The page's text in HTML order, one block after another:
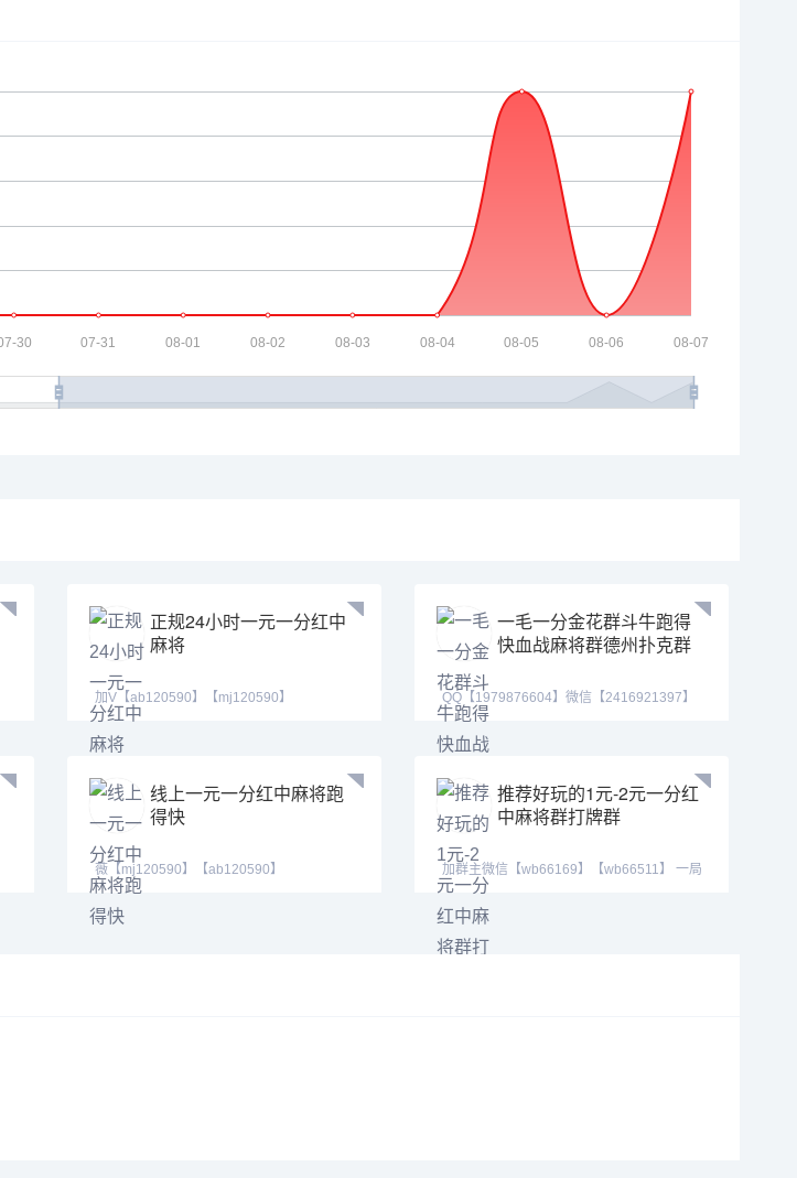
正规24小时一元一分红中
麻将
加V【ab120590】【mj120590】
【hf420624】此群火爆正
一毛一分金花群斗牛跑得
快血战麻将群德州扑克群
QQ【1979876604】微信【2416921397】
跑得快群亲友圈
线上一元一分红中麻将跑
得快
薇【mj120590】【ab120590】
【hf420624】，最火热的跑得
推荐好玩的1元-2元一分红
中麻将群打牌群
加群主微信【wb66169】【wb66511】 一局
一清，真人实战，